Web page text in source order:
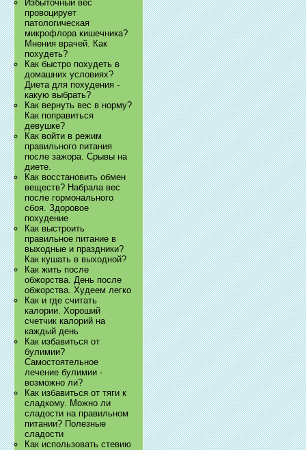
Избыточный вес
провоцирует
патологическая
микрофлора кишечника?
Мнения врачей. Как
похудеть?
Как быстро похудеть в
домашних условиях?
Диета для похудения -
какую выбрать?
Как вернуть вес в норму?
Как поправиться
девушке?
Как войти в режим
правильного питания
после зажора. Срывы на
диете.
Как восстановить обмен
веществ? Набрала вес
после гормонального
сбоя. Здоровое
похудение
Как выстроить
правильное питание в
выходные и праздники?
Как кушать в выходной?
Как жить после
обжорства. День после
обжорства. Худеем легко
Как и где считать
калории. Хороший
счетчик калорий на
каждый день
Как избавиться от
булимии?
Самостоятельное
лечение булимии -
возможно ли?
Как избавиться от тяги к
сладкому. Можно ли
сладости на правильном
питании? Полезные
сладости
Как использовать стевию